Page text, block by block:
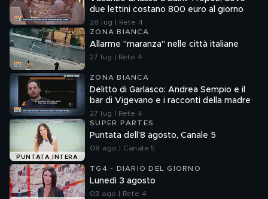
due lettini costano 800 euro al giorno
28 lug | Rete 4
ZONA BIANCA
Allarme "maranza" nelle città italiane
27 lug | Rete 4
ZONA BIANCA
Delitto di Garlasco: Andrea Sempio e il
bar di Vigevano e i racconti della madre
27 lug | Rete 4
PUNTATA INTERA
SUPER PARTES
Puntata dell'8 agosto, Canale 5
08 ago | Canale 5
TG4 - DIARIO DEL GIORNO
Lunedì 3 agosto
03 ago | Rete 4